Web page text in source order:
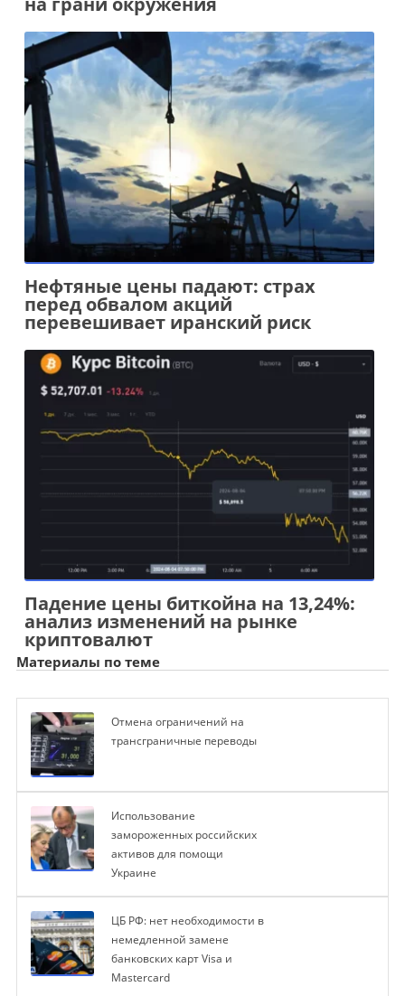
Нефтяные цены падают: страх
перед обвалом акций
перевешивает иранский риск
Падение цены биткойна на 13,24%:
анализ изменений на рынке
криптовалют
Материалы по теме
Отмена ограничений на
трансграничные переводы
Использование
замороженных российских
активов для помощи
Украине
ЦБ РФ: нет необходимости в
немедленной замене
банковских карт Visa и
Mastercard